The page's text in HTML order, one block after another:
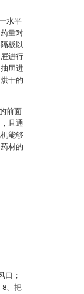
水平
量对
板以
进行
屉进
干的
前面
且通
能够
材的
口；
8、把